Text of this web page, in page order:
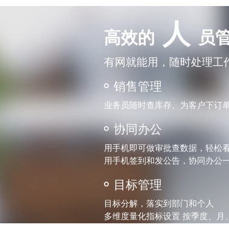
高效的人员
有网就能用，随时处理
销售管理
业务员随时查库存、为客户下订
协同办公
用手机即可做审批查数据，轻松
用手机签到和发公告，协同办公
目标管理
目标分解，落实到部门和个人
多维度量化指标设置 按季度、